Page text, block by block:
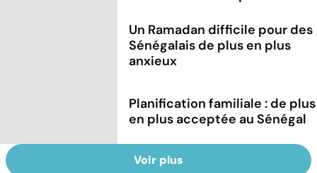
Un Ramadan difficile pour des
Sénégalais de plus en plus
anxieux
Planification familiale : de plus
en plus acceptée au Sénégal
Voir plus